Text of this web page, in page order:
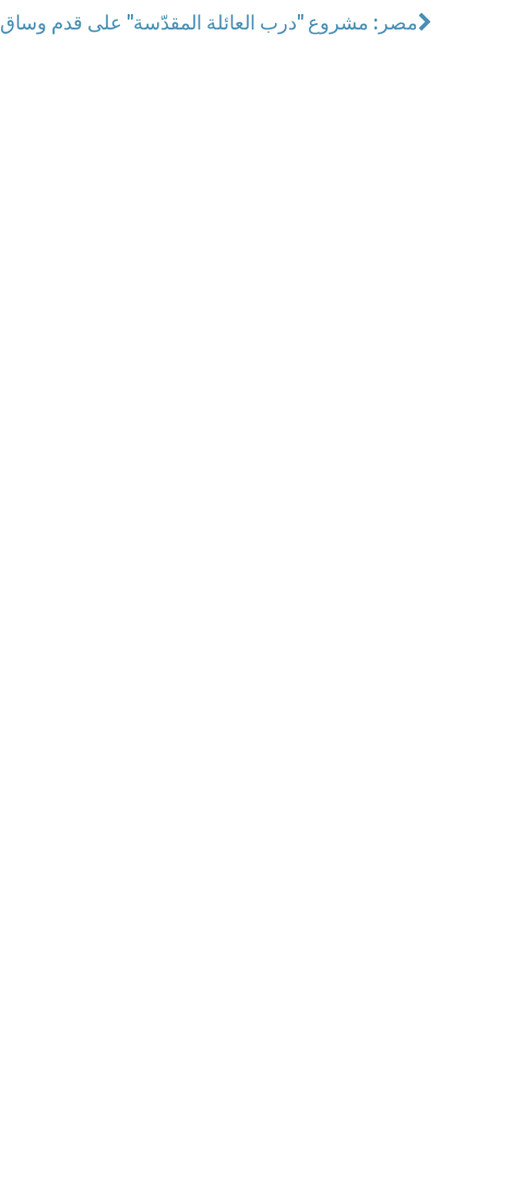
مصر: مشروع "درب العائلة المقدّسة" على قدم وساق